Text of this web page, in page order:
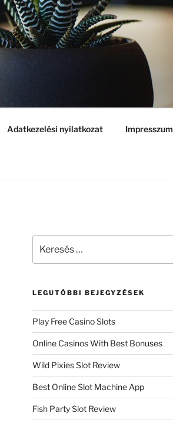
Adatkezelési nyilatkozat Impresszum
LEGUTÓBBI BEJEGYZÉSEK
Play Free Casino Slots
Online Casinos With Best Bonuses
Wild Pixies Slot Review
Best Online Slot Machine App
Fish Party Slot Review